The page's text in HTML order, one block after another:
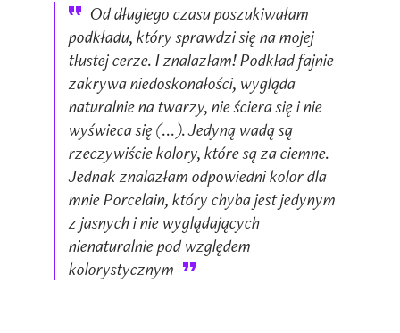
Od długiego czasu poszukiwałam
podkładu, który sprawdzi się na mojej
tłustej cerze. I znalazłam! Podkład fajnie
zakrywa niedoskonałości, wygląda
naturalnie na twarzy, nie ściera się i nie
wyświeca się (...). Jedyną wadą są
rzeczywiście kolory, które są za ciemne.
Jednak znalazłam odpowiedni kolor dla
mnie Porcelain, który chyba jest jedynym
z jasnych i nie wyglądających
nienaturalnie pod względem
kolorystycznym